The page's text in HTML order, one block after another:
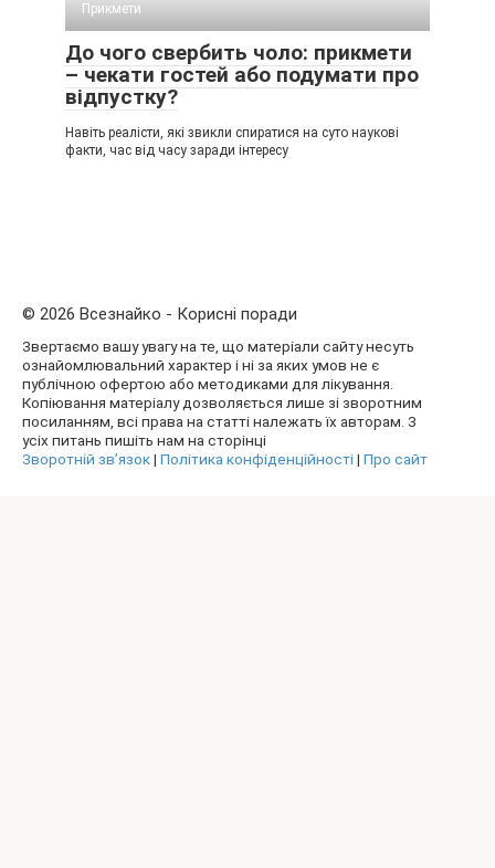
Прикмети
До чого свербить чоло: прикмети
– чекати гостей або подумати про
відпустку?
Навіть реалісти, які звикли спиратися на суто наукові
факти, час від часу заради інтересу
© 2026 Всезнайко - Корисні поради
Звертаємо вашу увагу на те, що матеріали сайту несуть
ознайомлювальний характер і ні за яких умов не є
публічною офертою або методиками для лікування.
Копіювання матеріалу дозволяється лише зі зворотним
посиланням, всі права на статті належать їх авторам. З
усіх питань пишіть нам на сторінці
Зворотній зв’язок| Політика конфіденційності| Про сайт